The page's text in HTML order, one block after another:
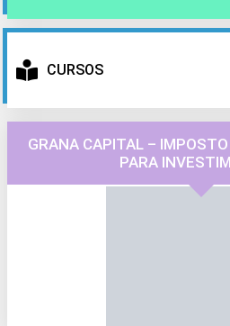
CURSOS
GRANA CAPITAL – IMPOSTO
PARA